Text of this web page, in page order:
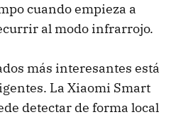
cuando empieza a
al modo infrarrojo.
más interesantes está
La Xiaomi Smart
detectar de forma local